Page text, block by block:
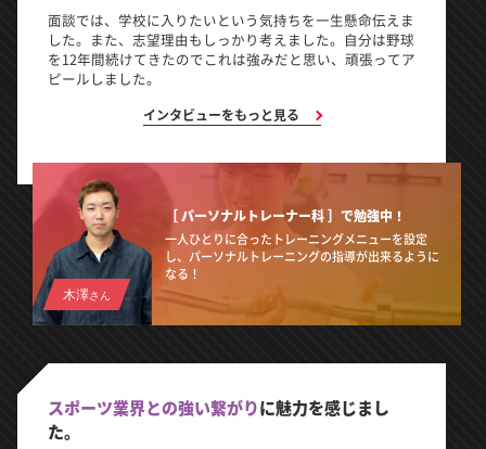
面談では、学校に入りたいという気持ちを一生懸命伝えま
した。また、志望理由もしっかり考えました。自分は野球
を12年間続けてきたのでこれは強みだと思い、頑張ってア
ピールしました。
インタビューをもっと見る
［ パーソナルトレーナー科 ］で勉強中！
一人ひとりに合ったトレーニングメニューを設定
し、パーソナルトレーニングの指導が出来るように
なる！
木澤さん
スポーツ業界との強い繋がりに魅力を感じまし
た。